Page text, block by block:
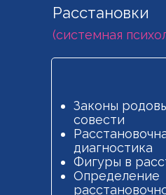
Расстановки
Законы
совести
диагностика
Фигуры в
Определение
(системная